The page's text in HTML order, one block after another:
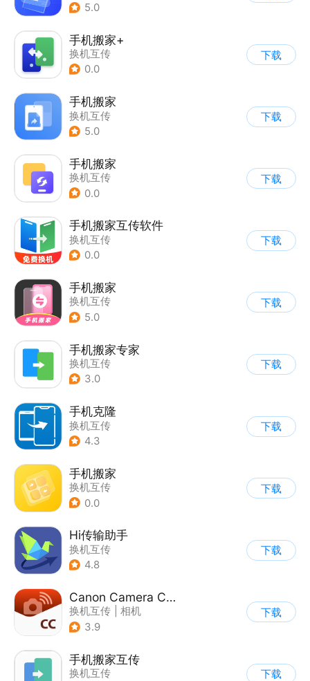
5.0
手机搬家+
换机互传
0.0
下载
手机搬家
换机互传
5.0
下载
手机搬家
换机互传
0.0
下载
手机搬家互传软件
换机互传
0.0
下载
手机搬家
换机互传
5.0
下载
手机搬家专家
换机互传
3.0
下载
手机克隆
换机互传
4.3
下载
手机搬家
换机互传
0.0
下载
Hi传输助手
换机互传
4.8
下载
Canon Camera Connect
换机互传
相机
3.9
下载
手机搬家互传
换机互传
下载